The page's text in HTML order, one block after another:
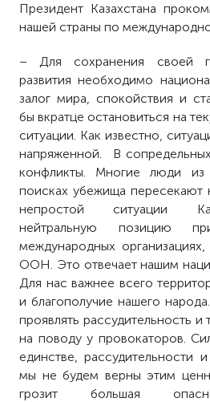
Президент Казахстана
нашей страны по
– Для сохранения своей
развития необходимо
залог мира, спокойствия и
бы вкратце остановиться на
ситуации. Как известно,
напряженной. В
конфликты. Многие люди
поисках убежища пересекают
непростой ситуации
нейтральную позицию
международных
ООН. Это отвечает нашим
Для нас важнее всего
и благополучие нашего
проявлять рассудительность и
на поводу у провокаторов.
единстве, рассудительности
мы не будем верны этим
грозит большая